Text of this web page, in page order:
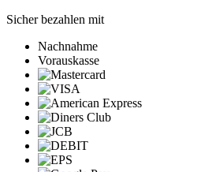
Sicher bezahlen mit
Nachnahme
Vorauskasse